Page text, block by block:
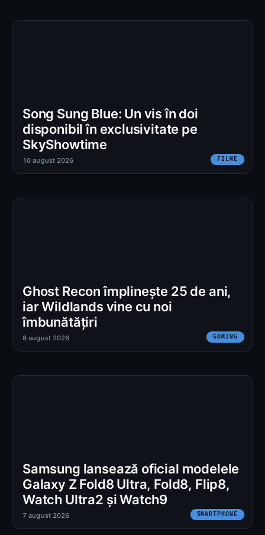
Song Sung Blue: Un vis în doi
disponibil în exclusivitate pe
SkyShowtime
FILME
10 august 2026
Ghost Recon împlinește 25 de ani,
iar Wildlands vine cu noi
îmbunătățiri
GAMING
8 august 2026
Samsung lansează oficial modelele
Galaxy Z Fold8 Ultra, Fold8, Flip8,
Watch Ultra2 și Watch9
SMARTPHONE
7 august 2026